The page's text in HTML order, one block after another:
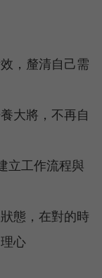
，釐清自己需
大將，不再自
立工作流程與
態，在對的時
心